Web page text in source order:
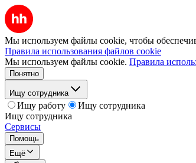
Мы используем файлы cookie, чтобы
Правила использования файлов cookie
Мы используем файлы cookie. Правила
Понятно
Ищу сотрудника
Ищу работу
Ищу сотрудника
Ищу сотрудника
Сервисы
Помощь
Ещё